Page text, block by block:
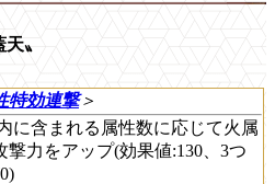
〟
特効連撃＞
に含まれる属性数に応じて火属
撃力をアップ(効果値:130、3つ